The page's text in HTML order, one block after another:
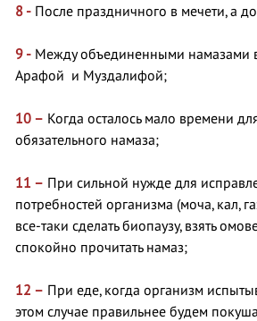
8 - После праздничного в мечети, а
9 - Между объединенными намазами
Арафой и Муздалифой;
10 – Когда осталось мало времени
обязательного намаза;
11 – При сильной нужде для
потребностей организма (моча, кал,
все-таки сделать биопаузу, взять
спокойно прочитать намаз;
12 – При еде, когда организм
этом случае правильнее будем